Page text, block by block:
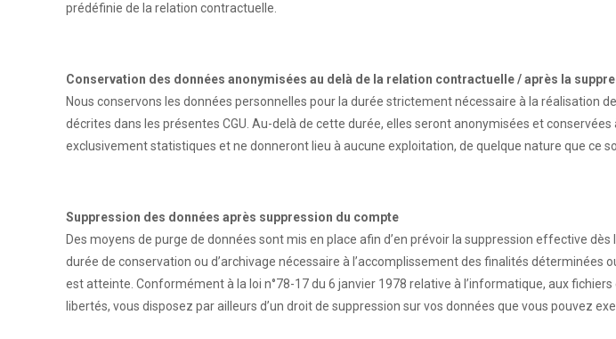
prédéfinie de la relation contractuelle.
Conservation des données anonymisées au delà de la relation contractuelle / après la
Nous conservons les données personnelles pour la durée strictement nécessaire à la réalisation
décrites dans les présentes CGU. Au-delà de cette durée, elles seront anonymisées et conservées
exclusivement statistiques et ne donneront lieu à aucune exploitation, de quelque nature que ce
Suppression des données après suppression du compte
Des moyens de purge de données sont mis en place afin d’en prévoir la suppression effective dès
durée de conservation ou d’archivage nécessaire à l’accomplissement des finalités déterminées
est atteinte. Conformément à la loi n°78-17 du 6 janvier 1978 relative à l’informatique, aux fichiers
libertés, vous disposez par ailleurs d’un droit de suppression sur vos données que vous pouvez